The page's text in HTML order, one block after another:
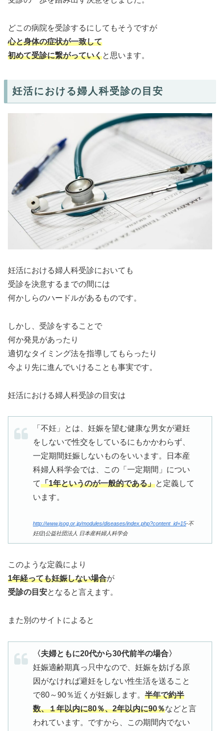
どこの病院を受診するにしてもそうですが
心と身体の症状が一致して
初めて受診に繋がっていくと思います。
妊活における婦人科受診の目安
妊活における婦人科受診においても
受診を決意するまでの間には
何かしらのハードルがあるものです。
しかし、受診をすることで
何か発見があったり
適切なタイミング法を指導してもらったり
今より先に進んでいけることも事実です。
妊活における婦人科受診の目安は
「不妊」とは、妊娠を望む健康な男女が避妊
をしないで性交をしているにもかかわらず、
一定期間妊娠しないものをいいます。日本産
科婦人科学会では、この「一定期間」につい
て「1年というのが一般的である」と定義して
います。
http://www.jsog.or.jp/modules/diseases/index.php?content_id=15-不
妊症|公益社団法人 日本産科婦人科学会
このような定義により
1年経っても妊娠しない場合が
受診の目安となると言えます。
また別のサイトによると
〈夫婦ともに20代から30代前半の場合〉
妊娠適齢期真っ只中なので、妊娠を妨げる原
因がなければ避妊をしない性生活を送ること
で80～90％近くが妊娠します。 半年で約半
数、１年以内に80％、2年以内に90％などと言
われています。ですから、この期間内でない